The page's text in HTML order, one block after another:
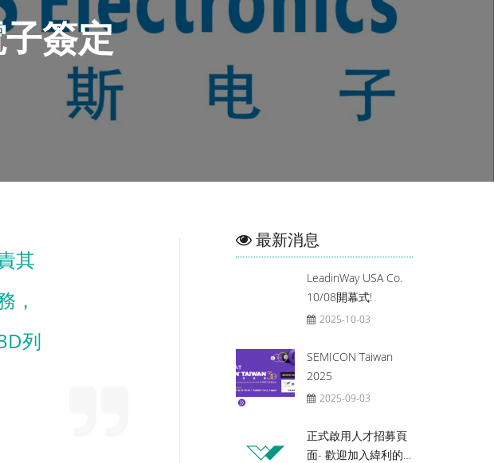
簽定
其
，
列
最新消息
LeadinWay USA Co.
10/08開幕式!
2025-10-03
SEMICON Taiwan
2025
2025-09-03
正式啟用人才招募頁
面- 歡迎加入緯利的